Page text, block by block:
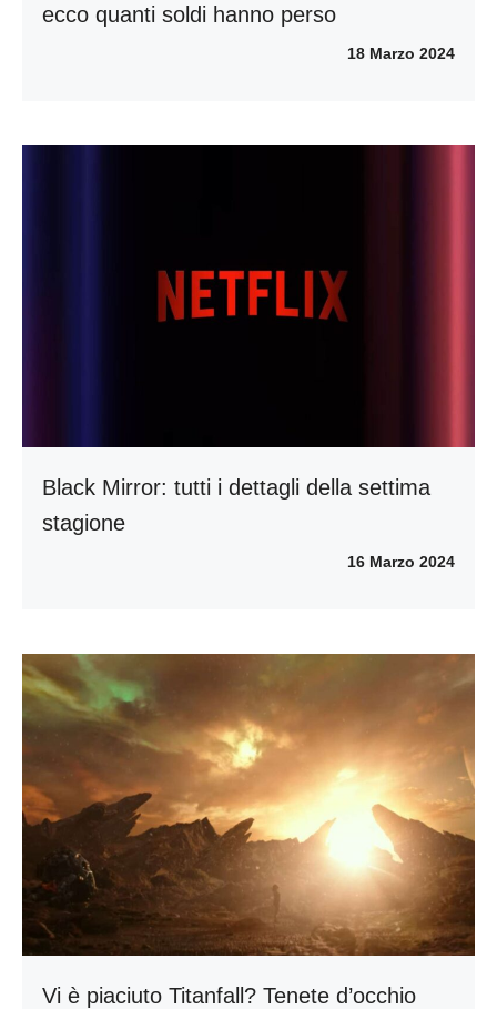
ecco quanti soldi hanno perso
18 Marzo 2024
Black Mirror: tutti i dettagli della settima
stagione
16 Marzo 2024
Vi è piaciuto Titanfall? Tenete d’occhio